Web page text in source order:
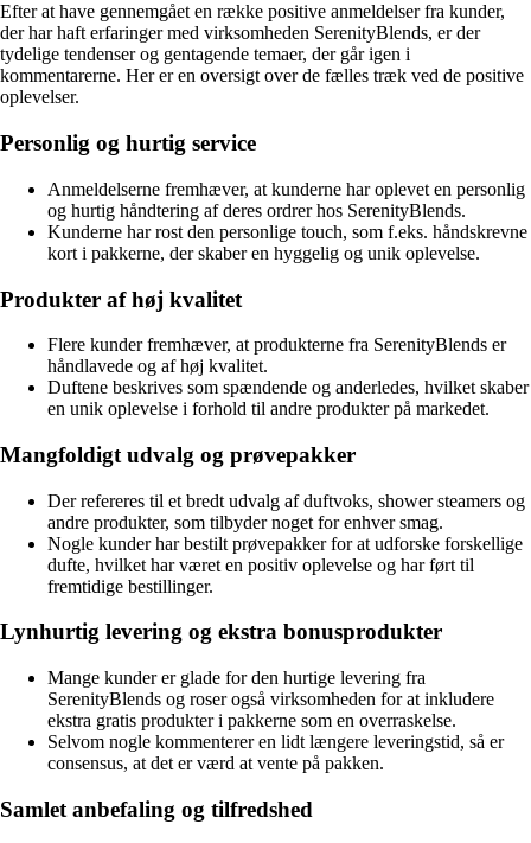
Efter at have gennemgået en række positive anmeldelser fra kunder,
der har haft erfaringer med virksomheden SerenityBlends, er der
tydelige tendenser og gentagende temaer, der går igen i
kommentarerne. Her er en oversigt over de fælles træk ved de positive
oplevelser.
Personlig og hurtig service
Anmeldelserne fremhæver, at kunderne har oplevet en personlig
og hurtig håndtering af deres ordrer hos SerenityBlends.
Kunderne har rost den personlige touch, som f.eks. håndskrevne
kort i pakkerne, der skaber en hyggelig og unik oplevelse.
Produkter af høj kvalitet
Flere kunder fremhæver, at produkterne fra SerenityBlends er
håndlavede og af høj kvalitet.
Duftene beskrives som spændende og anderledes, hvilket skaber
en unik oplevelse i forhold til andre produkter på markedet.
Mangfoldigt udvalg og prøvepakker
Der refereres til et bredt udvalg af duftvoks, shower steamers og
andre produkter, som tilbyder noget for enhver smag.
Nogle kunder har bestilt prøvepakker for at udforske forskellige
dufte, hvilket har været en positiv oplevelse og har ført til
fremtidige bestillinger.
Lynhurtig levering og ekstra bonusprodukter
Mange kunder er glade for den hurtige levering fra
SerenityBlends og roser også virksomheden for at inkludere
ekstra gratis produkter i pakkerne som en overraskelse.
Selvom nogle kommenterer en lidt længere leveringstid, så er
consensus, at det er værd at vente på pakken.
Samlet anbefaling og tilfredshed